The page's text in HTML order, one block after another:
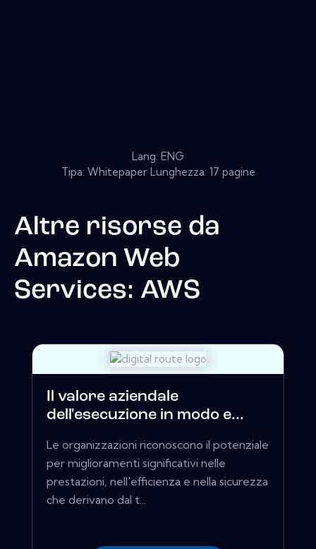
Lang: ENG
Tipa: Whitepaper Lunghezza: 17 pagine
Altre risorse da
Amazon Web
Services: AWS
Il valore aziendale
dell'esecuzione in modo e...
Le organizzazioni riconoscono il potenziale
per miglioramenti significativi nelle
prestazioni, nell'efficienza e nella sicurezza
che derivano dal t...